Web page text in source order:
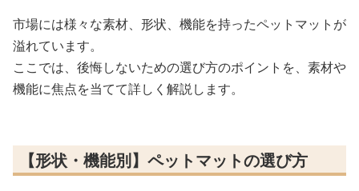
市場には様々な素材、形状、機能を持ったペットマットが
溢れています。
ここでは、後悔しないための選び方のポイントを、素材や
機能に焦点を当てて詳しく解説します。
【形状・機能別】ペットマットの選び方